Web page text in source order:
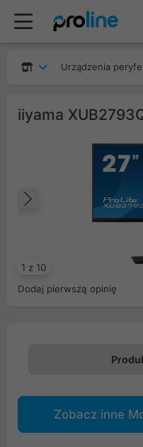
Urządzenia
iiyama
1 z 10
Poprzedni
Dodaj pierwszą opinię
Zobacz inne